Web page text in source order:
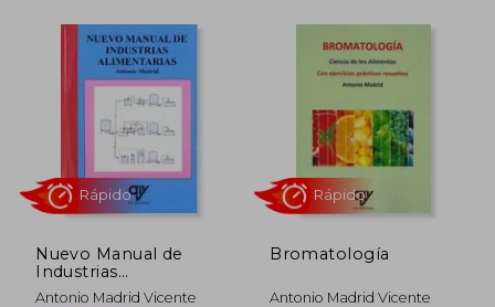
dcto. 24,70 €
5%
dcto.
Nuevo Manual de
Industrias
Alimentarias
Antonio Madrid Vicente
Bromatología
Antonio Madrid Vicente